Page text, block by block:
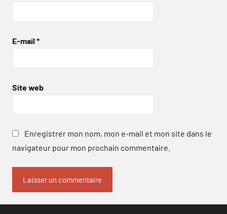
E-mail *
Site web
Enregistrer mon nom, mon e-mail et mon site dans le
navigateur pour mon prochain commentaire.